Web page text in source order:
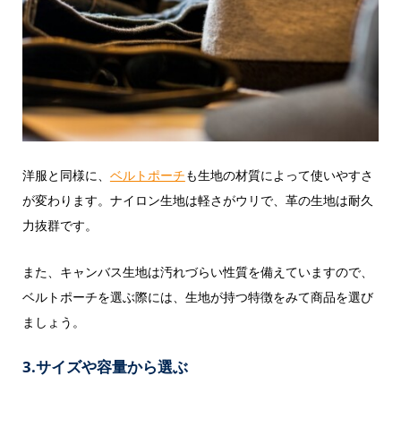
洋服と同様に、 ベルトポーチも生地の材質によって使いやすさ
が変わります。ナイロン生地は軽さがウリで、革の生地は耐久
力抜群です。
また、キャンバス生地は汚れづらい性質を備えていますので、
ベルトポーチを選ぶ際には、生地が持つ特徴をみて商品を選び
ましょう。
3.サイズや容量から選ぶ